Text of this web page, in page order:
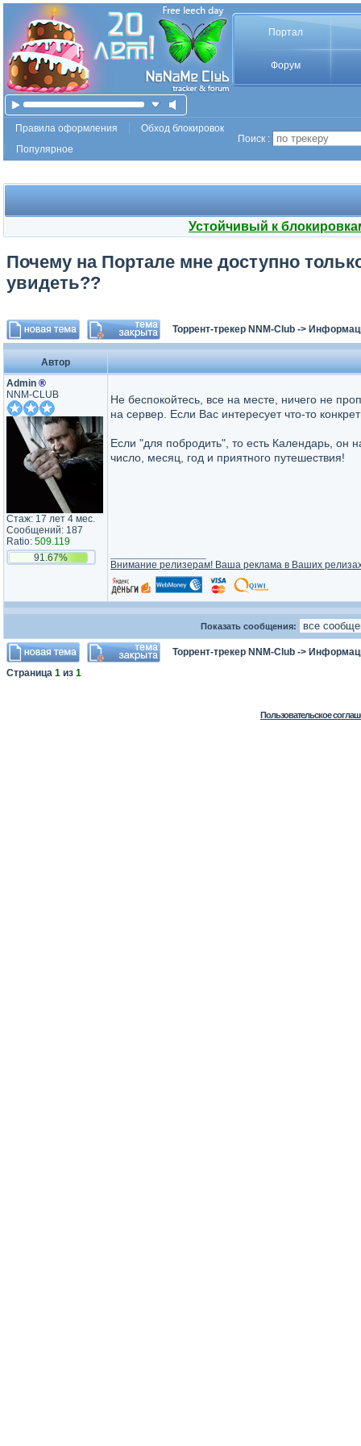
Портал
Форум
Правила оформления
Обход блокировок
Популярное
Поиск :
Устойчивый к
Почему на Портале мне доступно
увидеть??
Торрент-трекер NNM-Club ->
Автор
Admin ®
NNM-CLUB
Стаж: 17 лет 4 мес.
Сообщений: 187
Ratio: 509.119
91.67%
Не беспокойтесь, все на месте, ничего не
на сервер. Если Вас интересует что-то
Если "для побродить", то есть Календарь, он
число, месяц, год и приятного путешествия!
Внимание релизерам! Ваша реклама в Ваших
Показать сообщения:
Торрент-трекер NNM-Club ->
Страница 1 из 1
Пользовательское